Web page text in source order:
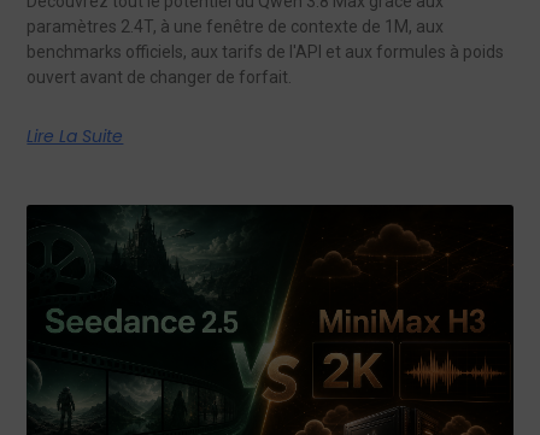
paramètres 2.4T, à une fenêtre de contexte de 1M, aux
benchmarks officiels, aux tarifs de l'API et aux formules à poids
ouvert avant de changer de forfait.
Lire La Suite